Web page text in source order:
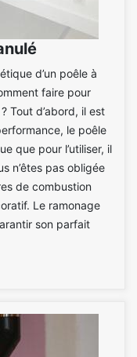
d’un poêle à
faire pour
Tout d’abord, il est
le poêle
que pour l’utiliser, il
n’êtes pas obligée
de combustion
Le ramonage
son parfait